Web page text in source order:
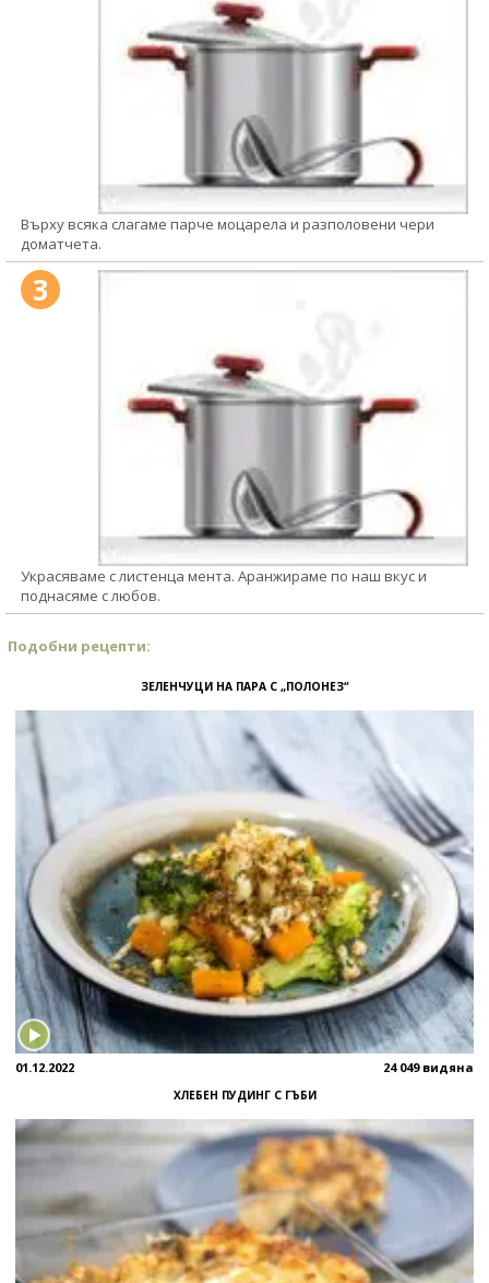
Върху всяка слагаме парче моцарела и разполовени чери
доматчета.
3
Украсяваме с листенца мента. Аранжираме по наш вкус и
поднасяме с любов.
Подобни рецепти:
ЗЕЛЕНЧУЦИ НА ПАРА С „ПОЛОНЕЗ“
01.12.2022 24 049 видяна
ХЛЕБЕН ПУДИНГ С ГЪБИ